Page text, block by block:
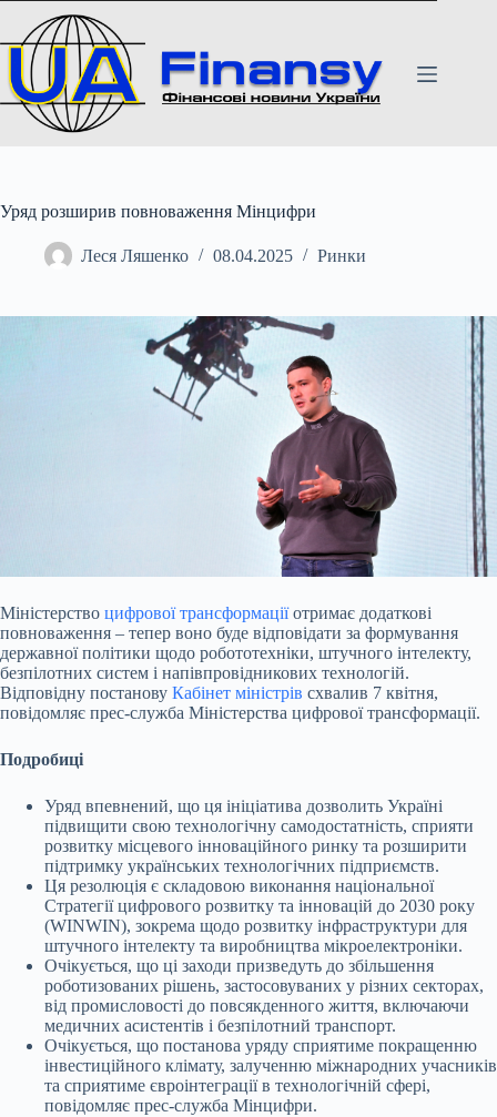
вмісту
Уряд розширив повноваження Мінцифри
Леся Ляшенко 08.04.2025 Ринки
Міністерство цифрової трансформаціїотримає додаткові
повноваження – тепер воно буде відповідати за формування
державної політики щодо робототехніки, штучного інтелекту,
безпілотних систем і напівпровідникових технологій.
Відповідну постанову Кабінет міністрів схвалив 7 квітня,
повідомляє прес-служба Міністерства цифрової трансформації.
Подробиці
Уряд впевнений, що ця ініціатива дозволить Україні
підвищити свою технологічну самодостатність, сприяти
розвитку місцевого інноваційного ринку та розширити
підтримку українських технологічних підприємств.
Ця резолюція є складовою виконання національної
Стратегії цифрового розвитку та інновацій до 2030 року
(WINWIN), зокрема щодо розвитку інфраструктури для
штучного інтелекту та виробництва мікроелектроніки.
Очікується, що ці заходи призведуть до збільшення
роботизованих рішень, застосовуваних у різних секторах,
від промисловості до повсякденного життя, включаючи
медичних асистентів і безпілотний транспорт.
Очікується, що постанова уряду сприятиме покращенню
інвестиційного клімату, залученню міжнародних учасників
та сприятиме євроінтеграції в технологічній сфері,
повідомляє прес-служба Мінцифри.